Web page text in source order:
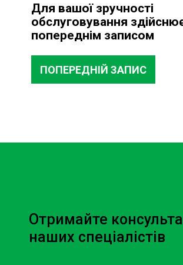
Для вашої зручності
обслуговування
попереднім записом
ПОПЕРЕДНІЙ ЗАПИС
Отримайте
наших спеціалістів